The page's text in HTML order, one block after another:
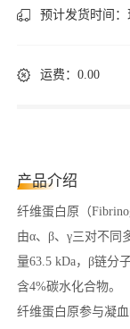
预计发货时间：
运费：0.00
产品介绍
纤维蛋白原（
由α、β、γ三对不同
量63.5 kDa，β链分
含4%碳水化合物。
纤维蛋白原参与凝